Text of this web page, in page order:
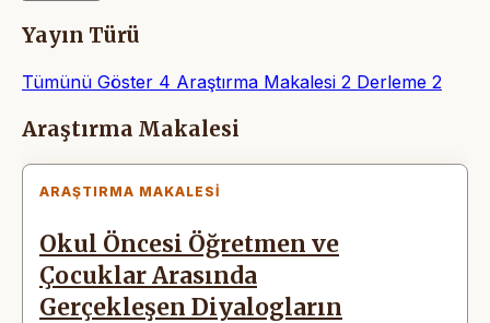
Yayın Türü
Tümünü Göster 4 Araştırma Makalesi 2 Derleme 2
Makaleler
Araştırma Makalesi
ARAŞTIRMA MAKALESI
Okul Öncesi Öğretmen ve
Çocuklar Arasında
Gerçekleşen Diyalogların